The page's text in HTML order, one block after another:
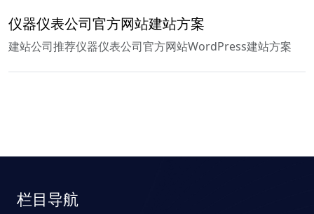
仪器仪表公司官方网站建站方案
建站公司推荐仪器仪表公司官方网站WordPress建站方案
栏目导航